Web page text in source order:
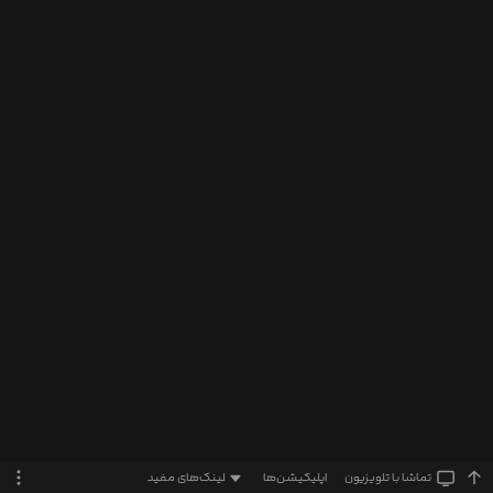
تماشا‌ با تلویزیون اپلیکیشن‌ها لینک‌های مفید